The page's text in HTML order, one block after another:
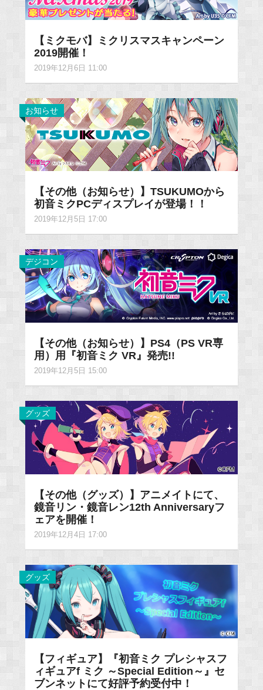
【ミクモバ】ミクリスマスキャンペーン
2019開催！
2019年12月6日 11:00
お知らせ
【その他（お知らせ）】TSUKUMOから
初音ミクPCディスプレイが登場！！
2019年12月5日 17:00
デジコン
【その他（お知らせ）】PS4（PS VR専
用）用『初音ミク VR』発売!!
2019年12月5日 15:00
グッズ
【その他（グッズ）】アニメイトにて、
鏡音リン・鏡音レン12th Anniversaryフ
ェアを開催！
2019年12月4日 17:00
グッズ
【フィギュア】『初音ミク プレシャスフ
ィギュアf ミク ～Special Edition～』セ
ブンネットにて好評予約受付中！